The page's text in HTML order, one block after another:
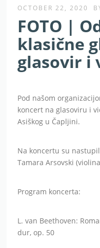
OCTOBER 22, 2020
FOTO |
klasične
glasovir i
Pod našom
koncert na glasoviru i
Asiškog u Čapljini.
Na koncertu su
Tamara Arsovski
Program koncerta:
L. van Beethoven:
dur, op. 50